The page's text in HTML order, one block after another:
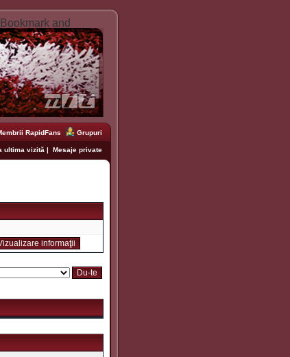
RapidFans Grupuri
ultima vizită | Mesaje private